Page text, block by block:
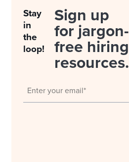
Stay
in
the
loop!
Sign up
for jargon-
free hiring
resources.